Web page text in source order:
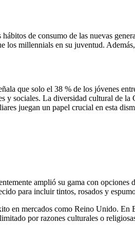
de consumo de las nuevas
millennials en su juventud.
que solo el 38 % de los jóvenes
sociales. La diversidad cultural de
juegan un papel crucial en esta
amplió su gama con
para incluir tintos, rosados y
en mercados como Reino Unido. En
por razones culturales o